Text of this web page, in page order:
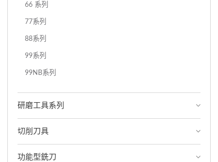
66 系列
77系列
88系列
99系列
99NB系列
研磨工具系列
切削刀具
功能型銑刀